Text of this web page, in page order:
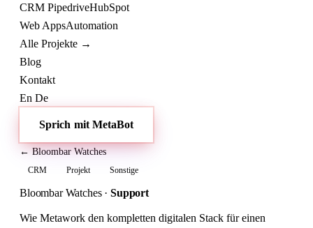
CRM PipedriveHubSpot
Web AppsAutomation
Alle Projekte →
Blog
Kontakt
En De
Sprich mit MetaBot
← Bloombar Watches
CRM Projekt Sonstige
Bloombar Watches · Support
Wie Metawork den kompletten digitalen Stack für einen